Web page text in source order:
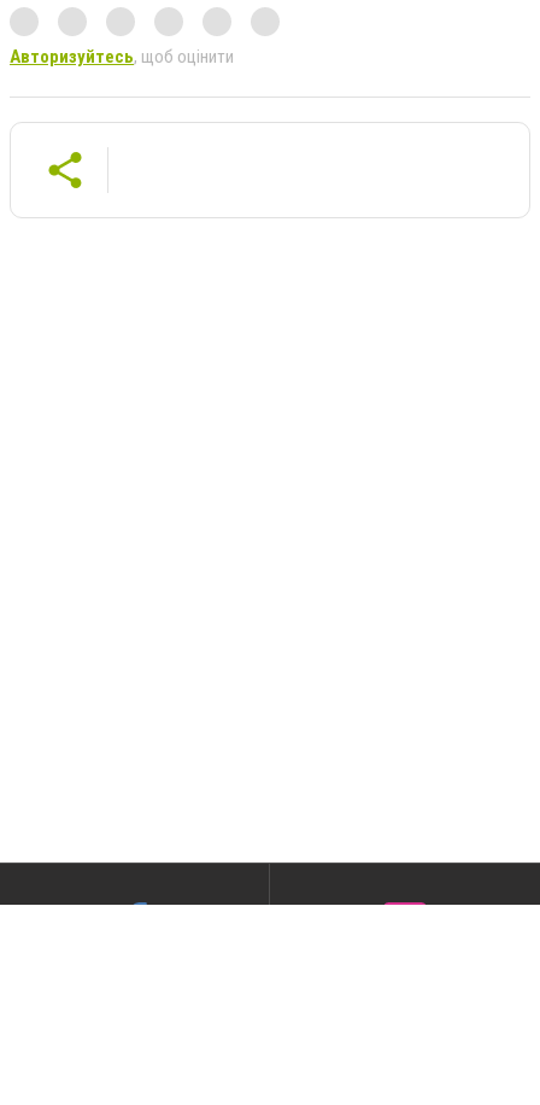
Авторизуйтесь, щоб оцінити